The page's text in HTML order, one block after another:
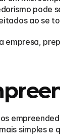
pode
ao se
simples